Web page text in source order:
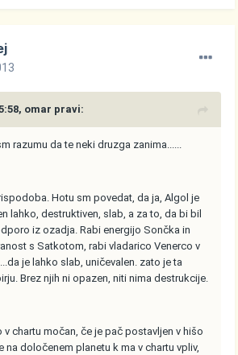
omar pravi:
razumu da te neki druzga zanima......
Hotu sm povedat, da ja, Algol je
lahko, destruktiven, slab, a za to, da bi bil
iz ozadja. Rabi energijo Sončka in
s Satkotom, rabi vladarico Venerco v
je lahko slab, uničevalen. zato je ta
Brez njih ni opazen, niti nima destrukcije.
v chartu močan, če je pač postavljen v hišo
na določenem planetu k ma v chartu vpliv,